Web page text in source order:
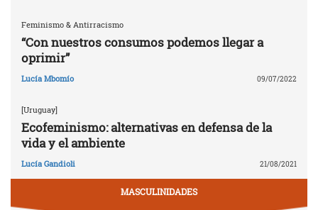
Feminismo & Antirracismo
“Con nuestros consumos podemos llegar a
oprimir”
Lucía Mbomío 09/07/2022
[Uruguay]
Ecofeminismo: alternativas en defensa de la
vida y el ambiente
Lucía Gandioli 21/08/2021
MASCULINIDADES